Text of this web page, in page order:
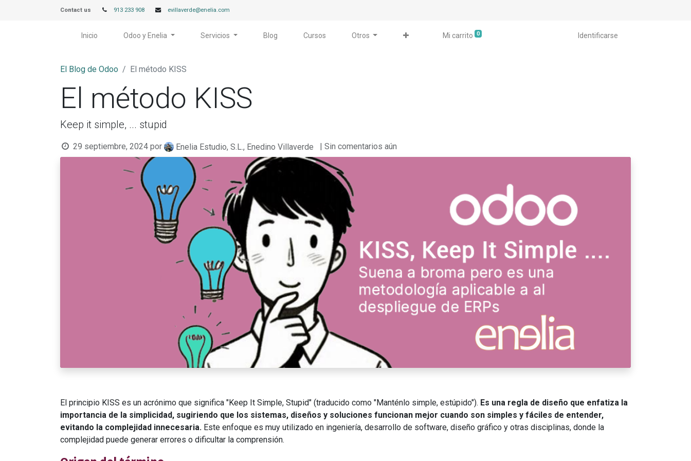
Contact us 913 233 908 evillaverde@enelia.com
Inicio Odoo y Enelia Servicios Blog Cursos Otros Mi carrito 0 Identificarse
El Blog de Odoo El método KISS
El método KISS
Keep it simple, ... stupid
29 septiembre, 2024 por Enelia Estudio, S.L., Enedino Villaverde | Sin comentarios aún
El principio KISS es un acrónimo que significa "Keep It Simple, Stupid" (traducido como "Manténlo simple, estúpido"). Es una regla de diseño que enfatiza la
importancia de la simplicidad, sugiriendo que los sistemas, diseños y soluciones funcionan mejor cuando son simples y fáciles de entender,
evitando la complejidad innecesaria. Este enfoque es muy utilizado en ingeniería, desarrollo de software, diseño gráfico y otras disciplinas, donde la
complejidad puede generar errores o dificultar la comprensión.